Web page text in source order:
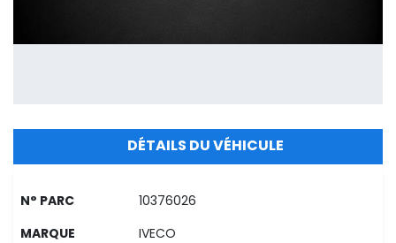
DÉTAILS DU VÉHICULE
N° PARC 10376026
MARQUE IVECO